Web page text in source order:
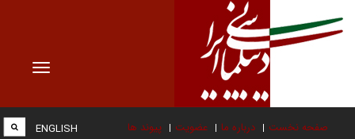
Toggle
صفحه نخست درباره ما عضویت پیوند ها ENGLISH